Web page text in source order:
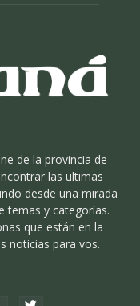
de la provincia de
las ultimas
desde una mirada
temas y categorías.
que están en la
noticias para vos.